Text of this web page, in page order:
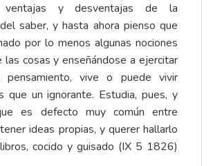
ventajas y desventajas de la
saber, y hasta ahora pienso que
por lo menos algunas nociones
las cosas y enseñándose a ejercitar
vive o puede vivir
que un ignorante. Estudia, pues, y
es defecto muy común entre
ideas propias, y querer hallarlo
cocido y guisado (IX 5 1826)